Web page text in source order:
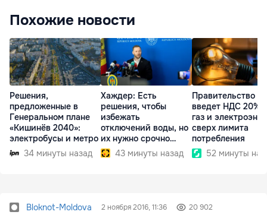
Похожие новости
Решения,
предложенные в
Генеральном плане
«Кишинёв 2040»:
электробусы и метро
34 минуты назад
Хаждер: Есть
решения, чтобы
избежать
отключений воды, но
их нужно срочно
внедрить
43 минуты назад
Правительство
введет НДС 20%
газ и
сверх лимита
потребления
52 минуты
Bloknot-Moldova 2 ноября 2016, 11:36 20 902